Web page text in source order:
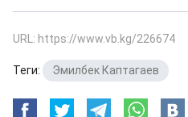
URL: https://www.vb.kg/226674
Теги: Эмилбек Каптагаев